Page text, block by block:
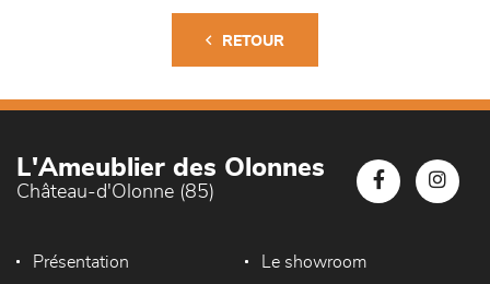
RETOUR
L'Ameublier des Olonnes
Château-d'Olonne (85)
Présentation Le showroom